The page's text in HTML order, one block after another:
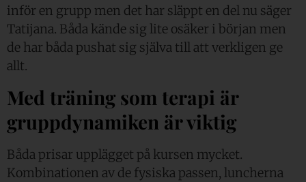
inför en grupp men det har släppt en del nu säger
Tatijana. Båda kände sig lite osäker i början men
de har båda pushat sig själva till att verkligen ge
allt.
Med träning som terapi är
gruppdynamiken är viktig
Båda prisar upplägget på kursen mycket.
Kombinationen av de fysiska passen, luncherna